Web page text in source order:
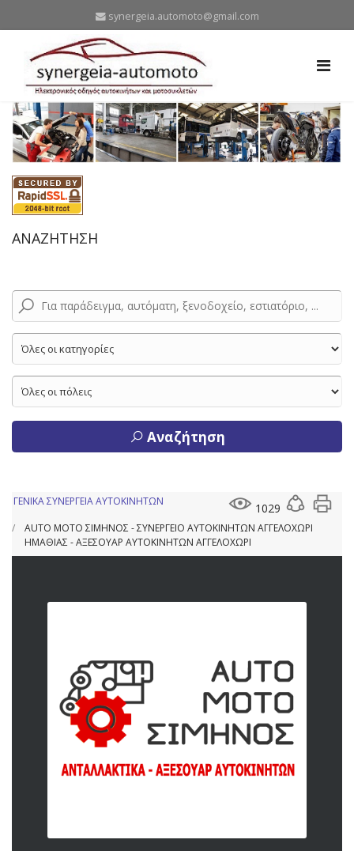
synergeia.automoto@gmail.com
ΑΝΑΖΗΤΗΣΗ
Αναζήτηση
1029
ΓΕΝΙΚΑ ΣΥΝΕΡΓΕΙΑ ΑΥΤΟΚΙΝΗΤΩΝ
AUTO MOTO ΣΙΜΗΝΟΣ - ΣΥΝΕΡΓΕΙΟ ΑΥΤΟΚΙΝΗΤΩΝ ΑΓΓΕΛΟΧΩΡΙ
ΗΜΑΘΙΑΣ - ΑΞΕΣΟΥΑΡ ΑΥΤΟΚΙΝΗΤΩΝ ΑΓΓΕΛΟΧΩΡΙ